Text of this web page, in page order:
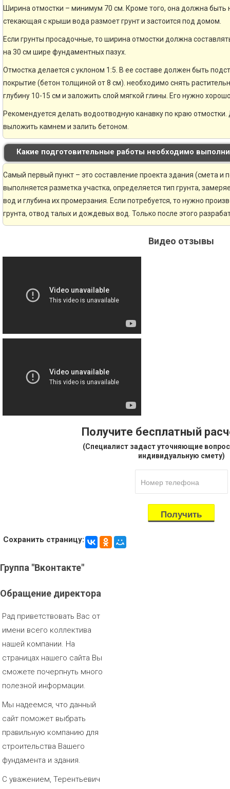
Ширина отмостки – минимум 70 см. Кроме того, она должна быть
стекающая с крыши вода размоет грунт и застоится под домом.
Если грунты просадочные, то ширина отмостки должна
на 30 см шире фундаментных пазух.
Отмостка делается с уклоном 1:5. В ее составе должен быть
покрытие (бетон толщиной от 8 см). необходимо снять
глубину 10-15 см и заложить слой мягкой глины. Его нужно
Рекомендуется делать водоотводную канавку по краю
выложить камнем и залить бетоном.
Какие подготовительные работы необходимо
Самый первый пункт – это составление проекта здания (смета и
выполняется разметка участка, определяется тип грунта,
вод и глубина их промерзания. Если потребуется, то нужно
грунта, отвод талых и дождевых вод. Только после этого
Видео отзывы
Получите бесплатный
(Специалист задаст уточняющие
индивидуальную смету)
Сохранить страницу:
Группа "Вконтакте"
Обращение директора
Рад приветствовать Вас от
имени всего коллектива
нашей компании. На
страницах нашего сайта Вы
сможете почерпнуть много
полезной информации.
Мы надеемся, что данный
сайт поможет выбрать
правильную компанию для
строительства Вашего
фундамента и здания.
С уважением, Терентьевич